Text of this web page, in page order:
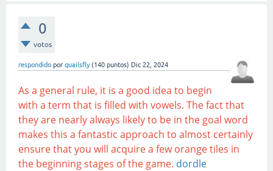
0
votos
respondido por quailsfly (140 puntos) Dic 22, 2024
As a general rule, it is a good idea to begin
with a term that is filled with vowels. The fact that
they are nearly always likely to be in the goal word
makes this a fantastic approach to almost certainly
ensure that you will acquire a few orange tiles in
the beginning stages of the game. dordle